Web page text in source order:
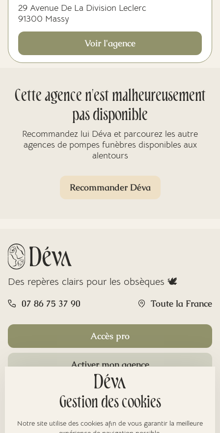
29 Avenue De La Division Leclerc
91300 Massy
Voir l'agence
Cette agence n'est malheureusement
pas disponible
Recommandez lui Déva et parcourez les autre
agences de pompes funèbres disponibles aux
alentours
Recommander Déva
Des repères clairs pour les obsèques 🕊️
07 86 75 37 90 Toute la France
Accès pro
Activer mon agence
Gestion des cookies
Notre site utilise des cookies afin de vous garantir la meilleure